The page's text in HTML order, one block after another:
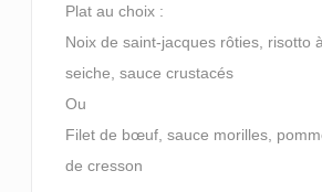
Plat au choix :
Noix de saint-jacques rôties, risotto
seiche, sauce crustacés
Ou
Filet de bœuf, sauce morilles,
de cresson